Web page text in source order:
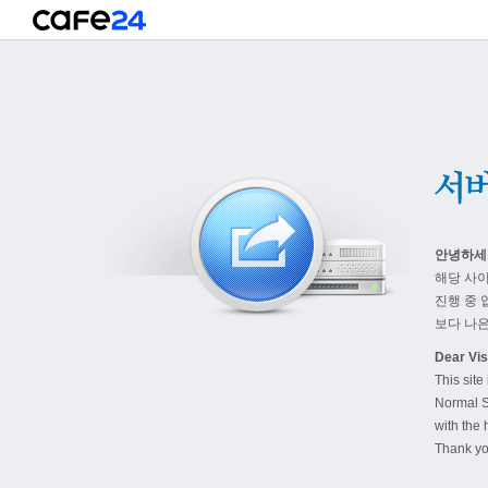
안녕하
해당 사
진행 중
보다 나
Dear
This site
Normal
with the
Thank